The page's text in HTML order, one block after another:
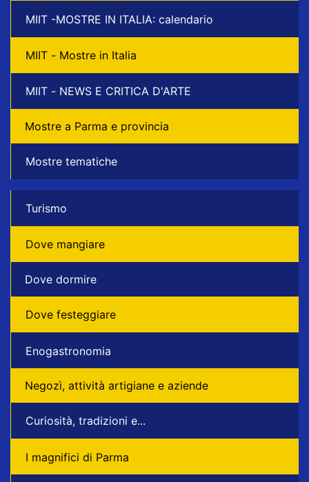
MIIT -MOSTRE IN ITALIA: calendario
MIIT - Mostre in Italia
MIIT - NEWS E CRITICA D'ARTE
Mostre a Parma e provincia
Mostre tematiche
Turismo
Dove mangiare
Dove dormire
Dove festeggiare
Enogastronomia
Negozì, attività artigiane e aziende
Curiosità, tradizioni e...
I magnifici di Parma